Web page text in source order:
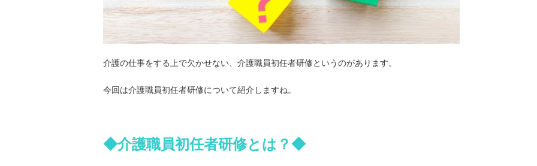
介護の仕事をする上で欠かせない、介護職員初任者研修というのがあります。
今回は介護職員初任者研修について紹介しますね。
◆介護職員初任者研修とは？◆